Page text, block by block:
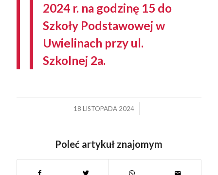
2024 r. na godzinę 15 do
Szkoły Podstawowej w
Uwielinach przy ul.
Szkolnej 2a.
18 LISTOPADA 2024
/
Poleć artykuł znajomym